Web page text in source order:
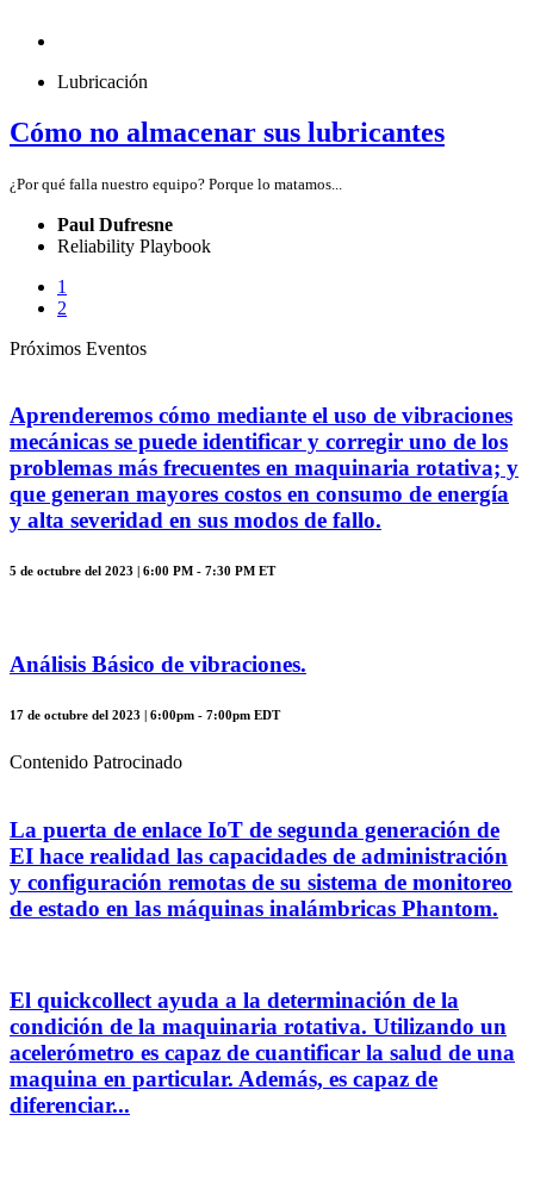
Lubricación
Cómo no almacenar sus lubricantes
¿Por qué falla nuestro equipo? Porque lo matamos...
Paul Dufresne
Reliability Playbook
1
2
Próximos Eventos
Aprenderemos cómo mediante el uso de vibraciones
mecánicas se puede identificar y corregir uno de los
problemas más frecuentes en maquinaria rotativa; y
que generan mayores costos en consumo de energía
y alta severidad en sus modos de fallo.
5 de octubre del 2023 | 6:00 PM - 7:30 PM ET
Análisis Básico de vibraciones.
17 de octubre del 2023 | 6:00pm - 7:00pm EDT
Contenido Patrocinado
La puerta de enlace IoT de segunda generación de
EI hace realidad las capacidades de administración
y configuración remotas de su sistema de monitoreo
de estado en las máquinas inalámbricas Phantom.
El quickcollect ayuda a la determinación de la
condición de la maquinaria rotativa. Utilizando un
acelerómetro es capaz de cuantificar la salud de una
maquina en particular. Además, es capaz de
diferenciar...